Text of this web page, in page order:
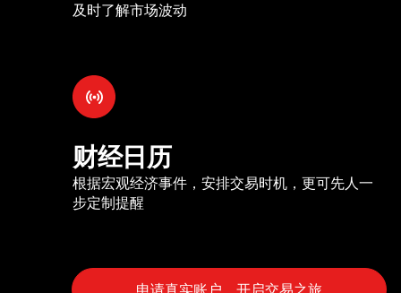
及时了解市场波动
财经日历
根据宏观经济事件，安排交易时机，更可先人一
步定制提醒